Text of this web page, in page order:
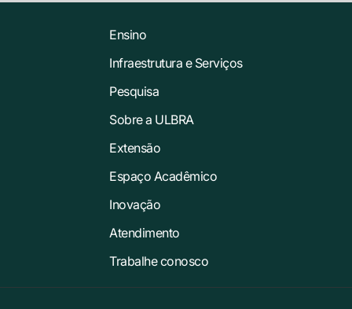
Ensino
Infraestrutura e Serviços
Pesquisa
Sobre a ULBRA
Extensão
Espaço Acadêmico
Inovação
Atendimento
Trabalhe conosco